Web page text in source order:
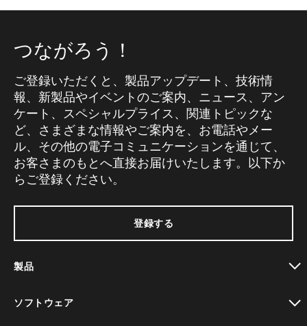
つながろう！
ご登録いただくと、製品アップデート、技術情
報、新製品やイベントのご案内、ニュース、アン
ケート、スペシャルプライス、関連トピックな
ど、さまざまな情報やご案内を、お電話やメー
ル、その他の電子コミュニケーションを通じて、
お客さまのもとへ直接お届けいたします。以下か
らご登録ください。
登録する
製品
ソフトウェア